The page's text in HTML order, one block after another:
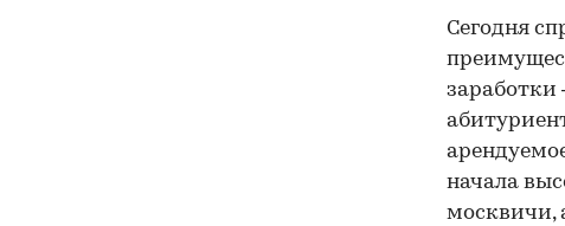
Сегодня
заработки
начала
москвичи,